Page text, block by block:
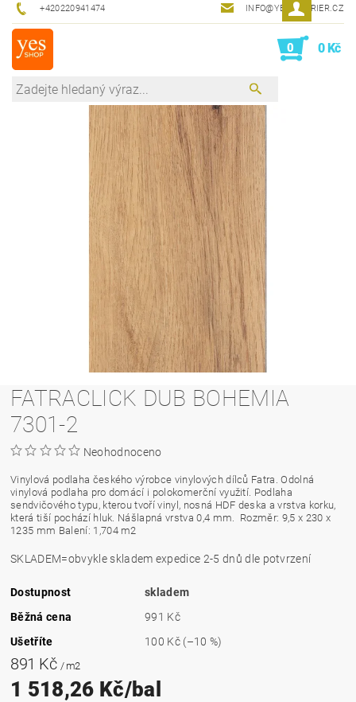
+420220941474 INFO@YESINTERIER.CZ
0 0 Kč
FATRACLICK DUB BOHEMIA
7301-2
Neohodnoceno
Vinylová podlaha českého výrobce vinylových dílců Fatra. Odolná
vinylová podlaha pro domácí i polokomerční využití. Podlaha
sendvičového typu, kterou tvoří vinyl, nosná HDF deska a vrstva korku,
která tiší pochází hluk. Nášlapná vrstva 0,4 mm.
Rozměr: 9,5 x 230 x
1235 mm Balení: 1,704 m2
SKLADEM=obvykle skladem expedice 2-5 dnů dle potvrzení
Dostupnost
skladem
Běžná cena
991 Kč
Ušetříte
100 Kč (–10 %)
891 Kč / m2
1 518,26 Kč/bal